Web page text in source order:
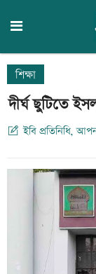
শিক্ষা
দীর্ঘ ছুটিতে
ইবি প্রতিনিধি,